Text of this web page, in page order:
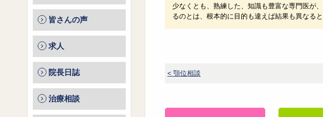
皆さんの声
求人
院長日誌
治療相談
少なくとも、熟練した、知識も豊富な専門医が
るのとは、根本的に目的も違えば結果も異なると
< 顎位相談